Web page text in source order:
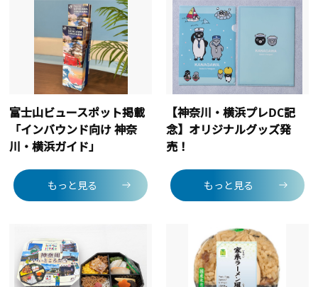
富士山ビュースポット掲載
「インバウンド向け 神奈
川・横浜ガイド」
もっと見る
【神奈川・横浜プレDC記
念】オリジナルグッズ発
売！
もっと見る